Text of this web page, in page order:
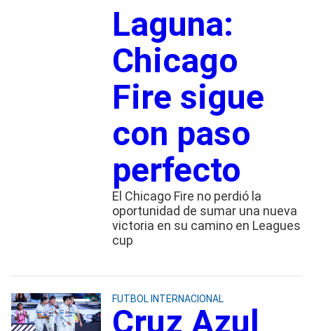
Laguna:
Chicago
Fire sigue
con paso
perfecto
El Chicago Fire no perdió la
oportunidad de sumar una nueva
victoria en su camino en Leagues
cup
FUTBOL INTERNACIONAL
Cruz Azul